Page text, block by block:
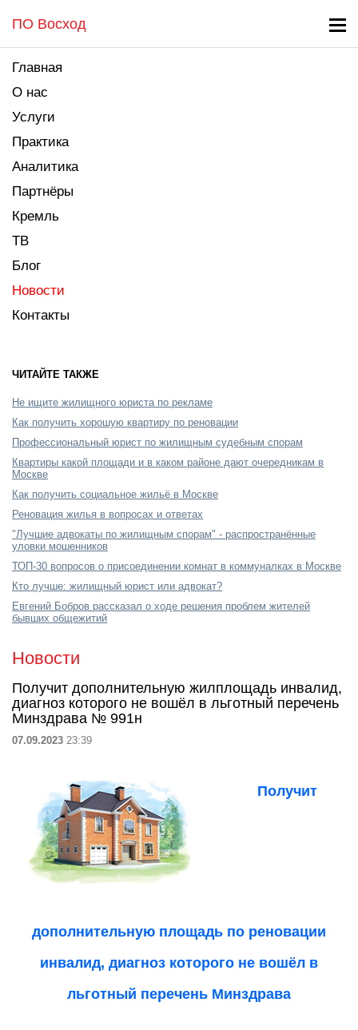
ПО Восход
Главная
О нас
Услуги
Практика
Аналитика
Партнёры
Кремль
ТВ
Блог
Новости
Контакты
ЧИТАЙТЕ ТАКЖЕ
Не ищите жилищного юриста по рекламе
Как получить хорошую квартиру по реновации
Профессиональный юрист по жилищным судебным спорам
Квартиры какой площади и в каком районе дают очередникам в
Москве
Как получить социальное жильё в Москве
Реновация жилья в вопросах и ответах
"Лучшие адвокаты по жилищным спорам" - распространённые
уловки мошенников
ТОП-30 вопросов о присоединении комнат в коммуналках в Москве
Кто лучше: жилищный юрист или адвокат?
Евгений Бобров рассказал о ходе решения проблем жителей
бывших общежитий
Новости
Получит дополнительную жилплощадь инвалид,
диагноз которого не вошёл в льготный перечень
Минздрава № 991н
07.09.2023 23:39
Получит
дополнительную площадь по реновации
инвалид, диагноз которого не вошёл в
льготный перечень Минздрава